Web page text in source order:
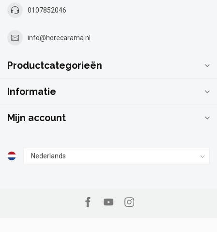
0107852046
info@horecarama.nl
Productcategorieën
Informatie
Mijn account